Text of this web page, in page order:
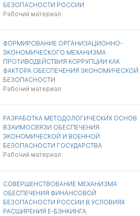
БЕЗОПАСНОСТИ РОССИИ
Рабочий материал
ФОРМИРОВАНИЕ ОРГАНИЗАЦИОННО-
ЭКОНОМИЧЕСКОГО МЕХАНИЗМА
ПРОТИВОДЕЙСТВИЯ КОРРУПЦИИ КАК
ФАКТОРА ОБЕСПЕЧЕНИЯ ЭКОНОМИЧЕСКОЙ
БЕЗОПАСНОСТИ
Рабочий материал
РАЗРАБОТКА МЕТОДОЛОГИЧЕСКИХ ОСНОВ
ВЗАИМОСВЯЗИ ОБЕСПЕЧЕНИЯ
ЭКОНОМИЧЕСКОЙ И ВОЕННОЙ
БЕЗОПАСНОСТИ ГОСУДАРСТВА
Рабочий материал
СОВЕРШЕНСТВОВАНИЕ МЕХАНИЗМА
ОБЕСПЕЧЕНИЯ ФИНАНСОВОЙ
БЕЗОПАСНОСТИ РОССИИ В УСЛОВИЯХ
РАСШИРЕНИЯ Е-БЭНКИНГА